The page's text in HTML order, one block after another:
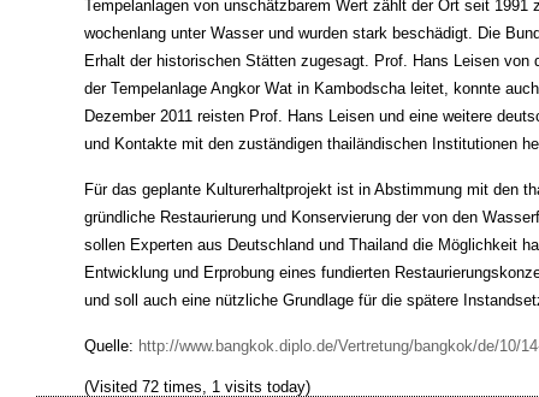
Tempelanlagen von unschätzbarem Wert zählt der Ort seit
wochenlang unter Wasser und wurden stark beschädigt. Die
Erhalt der historischen Stätten zugesagt. Prof. Hans Leisen
der Tempelanlage Angkor Wat in Kambodscha leitet, konnte
Dezember 2011 reisten Prof. Hans Leisen und eine weitere
und Kontakte mit den zuständigen thailändischen Institutionen
Für das geplante Kulturerhaltprojekt ist in Abstimmung mit den
gründliche Restaurierung und Konservierung der von den
sollen Experten aus Deutschland und Thailand die Möglichkeit
Entwicklung und Erprobung eines fundierten
und soll auch eine nützliche Grundlage für die spätere
Quelle: http://www.bangkok.diplo.de/Vertretung/bangkok/de/10/
(Visited 72 times, 1 visits today)